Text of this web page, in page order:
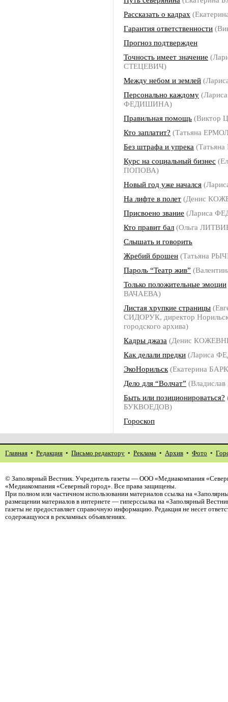
Рассказать о кадрах
Гарантия ответственности
Прогноз подтвержден
Точность имеет значение
СТЕЦЕВИЧ)
Между небом и землей
Персонально каждому (Лариса
ФЕДИШИНА)
Правильная помощь (Виктор
Кто заплатит? (Татьяна
Без штрафа и упрека
Курс на социальный бизнес
ПОПОВА)
Новый год уже начался
На лифте в полет (Денис
Присвоено звание (Лариса
Кто правит бал (Ольга
Слышать и говорить
Жребий брошен (Татьяна
Пароль “Театр жив”
Только положительные эмоции
ВАЧАЕВА)
Листая хрупкие страницы
СИДОРУК, директор
городского архива)
Кадры джаза (Денис
Как делали предки (Лариса
ЭкоНорильск (Екатерина
Дело для “Волчат”
Быть или позиционироваться?
БУКВОЕДОВ)
Гороскоп
Главная • Редакция • Письмо редактору • Реклама • Архив • Фото •
© Заполярный Вестник. Учредитель газеты — ООО «Медиакомпания
«Медиакомпания «Северный город». Все права защищены.
При полном или частичном использовании материалов ссылка на
размещении материалов в интернете — гиперссылка на «Заполярный
газеты не предоставляет справочную информацию. Редакция не несет
содержащуюся в рекламных объявлениях.